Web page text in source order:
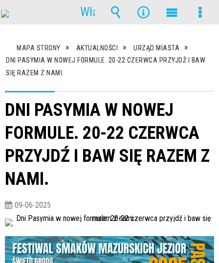
MAPA STRONY AKTUALNOŚCI
URZĄD MIASTA
DNI PASYMIA W NOWEJ FORMULE. 20-22 CZERWCA PRZYJDŹ I BAW
SIĘ RAZEM Z NAMI.
DNI PASYMIA W NOWEJ
FORMULE. 20-22 CZERWCA
PRZYJDŹ I BAW SIĘ RAZEM Z
NAMI.
09-06-2025
Włącz
główne